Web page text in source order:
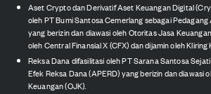
Aset Crypto dan Derivatif Aset Keuangan Digital
oleh PT Bumi Santosa Cemerlang sebagai
yang berizin dan diawasi oleh Otoritas Jasa
oleh Central Finansial X (CFX) dan dijamin oleh
Reksa Dana difasilitasi oleh PT Sarana Santosa
Efek Reksa Dana (APERD) yang berizin dan diawasi
Keuangan (OJK).